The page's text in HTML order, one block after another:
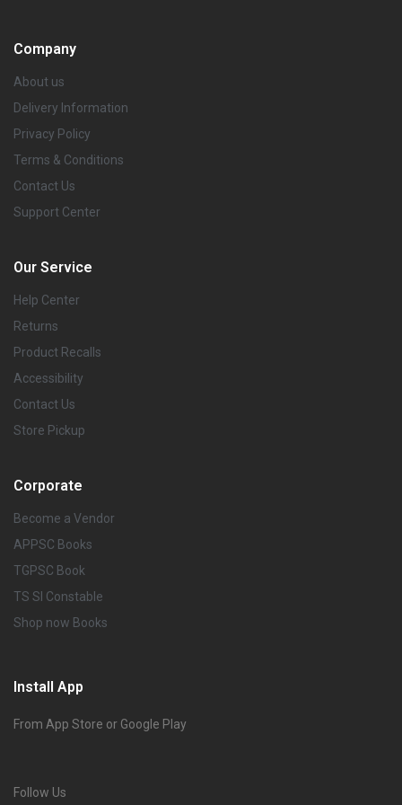
Company
About us
Delivery Information
Privacy Policy
Terms & Conditions
Contact Us
Support Center
Our Service
Help Center
Returns
Product Recalls
Accessibility
Contact Us
Store Pickup
Corporate
Become a Vendor
APPSC Books
TGPSC Book
TS SI Constable
Shop now Books
Install App
From App Store or Google Play
Follow Us